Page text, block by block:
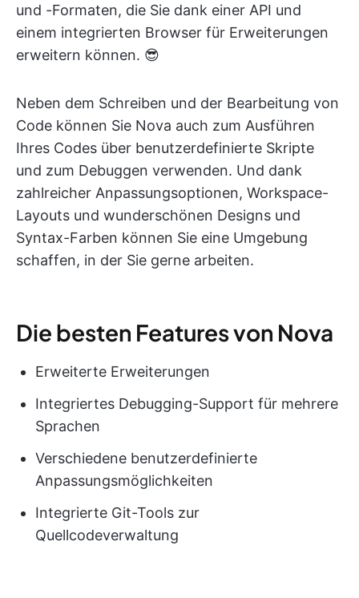
und -Formaten, die Sie dank einer API und
einem integrierten Browser für Erweiterungen
erweitern können. 😎
Neben dem Schreiben und der Bearbeitung von
Code können Sie Nova auch zum Ausführen
Ihres Codes über benutzerdefinierte Skripte
und zum Debuggen verwenden. Und dank
zahlreicher Anpassungsoptionen, Workspace-
Layouts und wunderschönen Designs und
Syntax-Farben können Sie eine Umgebung
schaffen, in der Sie gerne arbeiten.
Die besten Features von Nova
Erweiterte Erweiterungen
Integriertes Debugging-Support für mehrere
Sprachen
Verschiedene benutzerdefinierte
Anpassungsmöglichkeiten
Integrierte Git-Tools zur
Quellcodeverwaltung